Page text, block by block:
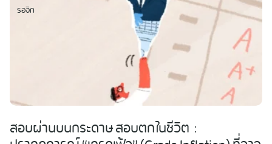
รอจิก
สอบผ่านบนกระดาษ สอบตกในชีวิต :